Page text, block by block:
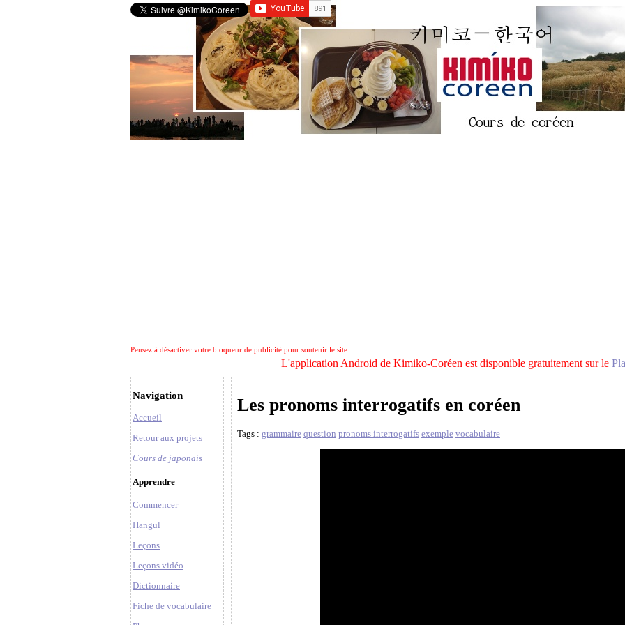
Pensez à désactiver votre bloqueur de publicité pour soutenir le site.
L'application Android de Kimiko-Coréen est disponible gratuitement sur le
Navigation
Accueil
Retour aux projets
Cours de japonais
Apprendre
Commencer
Hangul
Leçons
Leçons vidéo
Dictionnaire
Fiche de vocabulaire
Les pronoms interrogatifs en coréen
Tags : grammaire question pronoms interrogatifs exemple vocabulaire